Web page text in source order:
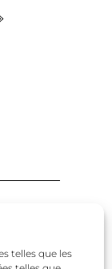
telles que les
Instagram